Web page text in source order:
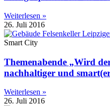
Weiterlesen »
26. Juli 2016
Smart City
Themenabende „Wird
nachhaltiger und
Weiterlesen »
26. Juli 2016